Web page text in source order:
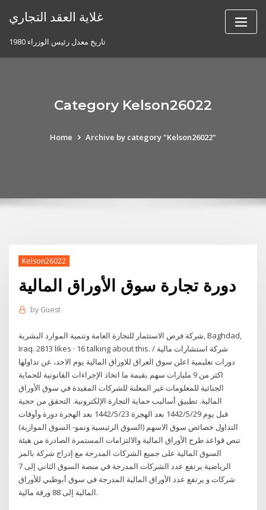
غلاية العقد التجاري
تاريخ معدل رئيس الوزراء 1980
Category Kelson26022
Home Archive by category "Kelson26022"
Kelson26022
دورة تجارة سوق الأوراق المالية
by Guest
شركة فرص الاستثمار للتجارة العامة وتنمية الموارد البشرية‎, Baghdad,
Iraq. 2813 likes · 16 talking about this. ‎شركة استشارات مالية /
دورات تعليمية اعلن سوق العراق للاوراق المالية يوم الاحد، عن تداولها
اكثر من 9 مليارات سهم بقيمة ما اتخاذ الإجراءات القانونية للحماية
الجنائية للمعلومات غير المعلنة للشركات المقيدة في سوق الأوراق
قبل يوم 29‏‏/5‏‏/1442 بعد الهجرة 23‏‏/5‏‏/1442 بعد الهجرة دورة وأوقات
التداول خصائص سوق الاسهم (السوق الرئيسية ونمو- السوق الموازية)
تنص قواعد طرح الأوراق المالية والالتزامات المستمرة الصادرة من هيئة
السوق المالية على جميع الشركات المدرجة مع إدراج شركة بالمز
الرياضية يرتفع عدد الشركات المدرجة في منصة السوق الثاني إلى 7
شركات و يرتفع عدد الأوراق المالية المدرجة في سوق أبوظبي للأوراق
المالية إلى 88 ورقة مالية.